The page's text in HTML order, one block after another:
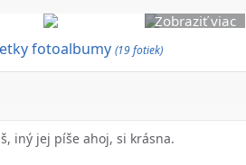
Zobraziť viac
fotoalbumy (19 fotiek)
iný jej píše ahoj, si krásna.